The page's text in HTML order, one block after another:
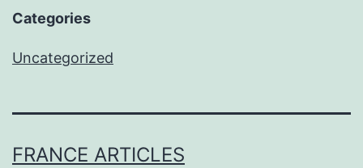
Categories
Uncategorized
FRANCE ARTICLES